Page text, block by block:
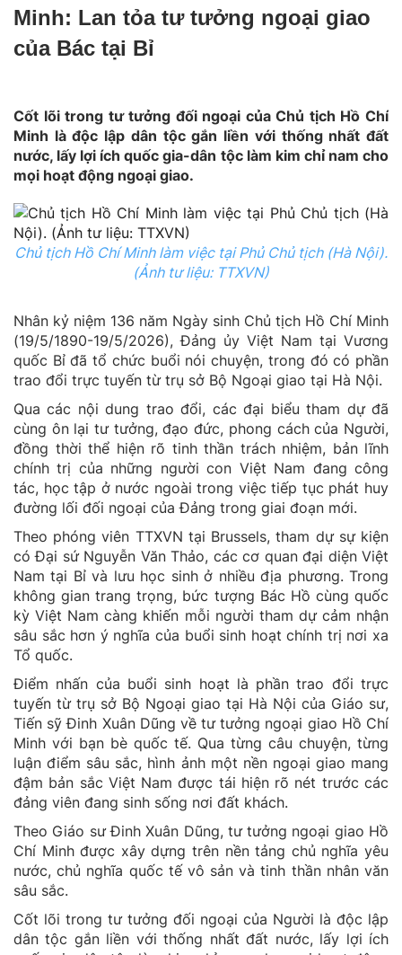
Minh: Lan tỏa tư tưởng ngoại giao
của Bác tại Bỉ
Cốt lõi trong tư tưởng đối ngoại của Chủ tịch Hồ Chí
Minh là độc lập dân tộc gắn liền với thống nhất đất
nước, lấy lợi ích quốc gia-dân tộc làm kim chỉ nam cho
mọi hoạt động ngoại giao.
Chủ tịch Hồ Chí Minh làm việc tại Phủ Chủ tịch (Hà Nội).
(Ảnh tư liệu: TTXVN)
Nhân kỷ niệm 136 năm Ngày sinh Chủ tịch Hồ Chí Minh
(19/5/1890-19/5/2026), Đảng ủy Việt Nam tại Vương
quốc Bỉ đã tổ chức buổi nói chuyện, trong đó có phần
trao đổi trực tuyến từ trụ sở Bộ Ngoại giao tại Hà Nội.
Qua các nội dung trao đổi, các đại biểu tham dự đã
cùng ôn lại tư tưởng, đạo đức, phong cách của Người,
đồng thời thể hiện rõ tinh thần trách nhiệm, bản lĩnh
chính trị của những người con Việt Nam đang công
tác, học tập ở nước ngoài trong việc tiếp tục phát huy
đường lối đối ngoại của Đảng trong giai đoạn mới.
Theo phóng viên TTXVN tại Brussels, tham dự sự kiện
có Đại sứ Nguyễn Văn Thảo, các cơ quan đại diện Việt
Nam tại Bỉ và lưu học sinh ở nhiều địa phương. Trong
không gian trang trọng, bức tượng Bác Hồ cùng quốc
kỳ Việt Nam càng khiến mỗi người tham dự cảm nhận
sâu sắc hơn ý nghĩa của buổi sinh hoạt chính trị nơi xa
Tổ quốc.
Điểm nhấn của buổi sinh hoạt là phần trao đổi trực
tuyến từ trụ sở Bộ Ngoại giao tại Hà Nội của Giáo sư,
Tiến sỹ Đinh Xuân Dũng về tư tưởng ngoại giao Hồ Chí
Minh với bạn bè quốc tế. Qua từng câu chuyện, từng
luận điểm sâu sắc, hình ảnh một nền ngoại giao mang
đậm bản sắc Việt Nam được tái hiện rõ nét trước các
đảng viên đang sinh sống nơi đất khách.
Theo Giáo sư Đinh Xuân Dũng, tư tưởng ngoại giao Hồ
Chí Minh được xây dựng trên nền tảng chủ nghĩa yêu
nước, chủ nghĩa quốc tế vô sản và tinh thần nhân văn
sâu sắc.
Cốt lõi trong tư tưởng đối ngoại của Người là độc lập
dân tộc gắn liền với thống nhất đất nước, lấy lợi ích